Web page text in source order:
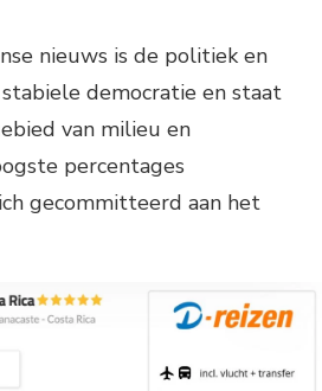
nieuws is de politiek en
democratie en staat
van milieu en
percentages
gecommitteerd aan het